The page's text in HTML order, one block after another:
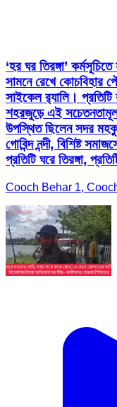
‘হর ঘর তিরঙ্গা’
সামনে রেখে
সাইকেল র‍্যালি। প্রতিটি
শহরজুড়ে এই
উপস্থিত ছিলেন সদর
গোবিন্দ নন্দী, বিশিষ্ট
প্রতিটি ঘরে তিরঙ্গা,
Cooch Behar 1,